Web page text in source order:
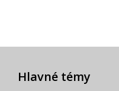
Hlavné témy